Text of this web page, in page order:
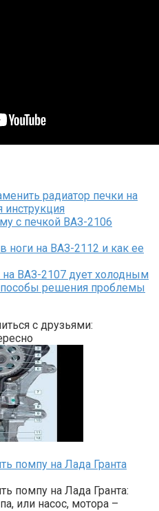
радиатор печки на
инструкция
с печкой ВАЗ-2106
ноги на ВАЗ-2112 и как ее
на ВАЗ-2107 дует холодным
решения проблемы
с друзьями:
помпу на Лада Гранта
помпу на Лада Гранта:
или насос, мотора –